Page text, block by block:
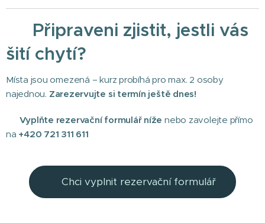
🧵 Připraveni zjistit, jestli vás
šití chytí?
Místa jsou omezená – kurz probíhá pro max. 2 osoby
najednou. Zarezervujte si termín ještě dnes!
Vyplňte rezervační formulář níže nebo zavolejte přímo
na +420 721 311 611
👉Chci vyplnit rezervační formulář